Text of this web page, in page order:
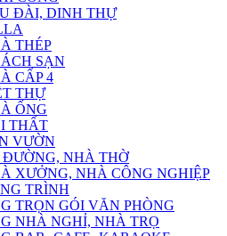
ĐÀI, DINH THỰ
THÉP
SẠN
CẤP 4
THỰ
ỐNG
THẤT
VƯỜN
NHÀ THỜ
XƯỞNG, NHÀ CÔNG NGHIỆP
TRÌNH
TRỌN GÓI VĂN PHÒNG
NHÀ NGHỈ, NHÀ TRỌ